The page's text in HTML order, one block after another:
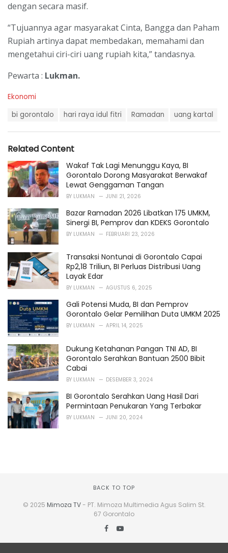
dengan secara masif.
“Tujuannya agar masyarakat Cinta, Bangga dan Paham
Rupiah artinya dapat membedakan, memahami dan
mengetahui ciri-ciri uang rupiah kita,” tandasnya.
Pewarta : Lukman.
C
r
i
e
s
:
Ekonomi
:
bi gorontalo hari raya idul fitri Ramadan uang kartal
Related Content
Wakaf Tak Lagi Menunggu Kaya, BI
Gorontalo Dorong Masyarakat Berwakaf
Lewat Genggaman Tangan
BY LUKMAN JUNI 21, 2026
Bazar Ramadan 2026 Libatkan 175 UMKM,
Sinergi BI, Pemprov dan KDEKS Gorontalo
BY LUKMAN FEBRUARI 23, 2026
Transaksi Nontunai di Gorontalo Capai
Rp2,18 Triliun, BI Perluas Distribusi Uang
Layak Edar
BY LUKMAN AGUSTUS 6, 2025
Gali Potensi Muda, BI dan Pemprov
Gorontalo Gelar Pemilihan Duta UMKM 2025
BY LUKMAN APRIL 14, 2025
Dukung Ketahanan Pangan TNI AD, BI
Gorontalo Serahkan Bantuan 2500 Bibit
Cabai
BY LUKMAN DESEMBER 3, 2024
BI Gorontalo Serahkan Uang Hasil Dari
Permintaan Penukaran Yang Terbakar
BY LUKMAN JUNI 20, 2024
BACK TO TOP
© 2025 Mimoza TV- PT. Mimoza Multimedia Agus Salim St.
67 Gorontalo